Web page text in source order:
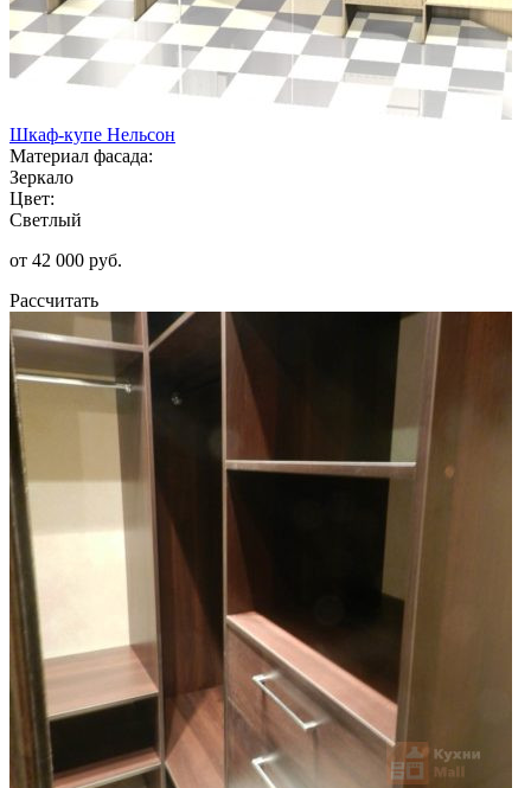
Шкаф-купе Нельсон
Материал фасада:
Зеркало
Цвет:
Светлый
от 42 000 руб.
Рассчитать